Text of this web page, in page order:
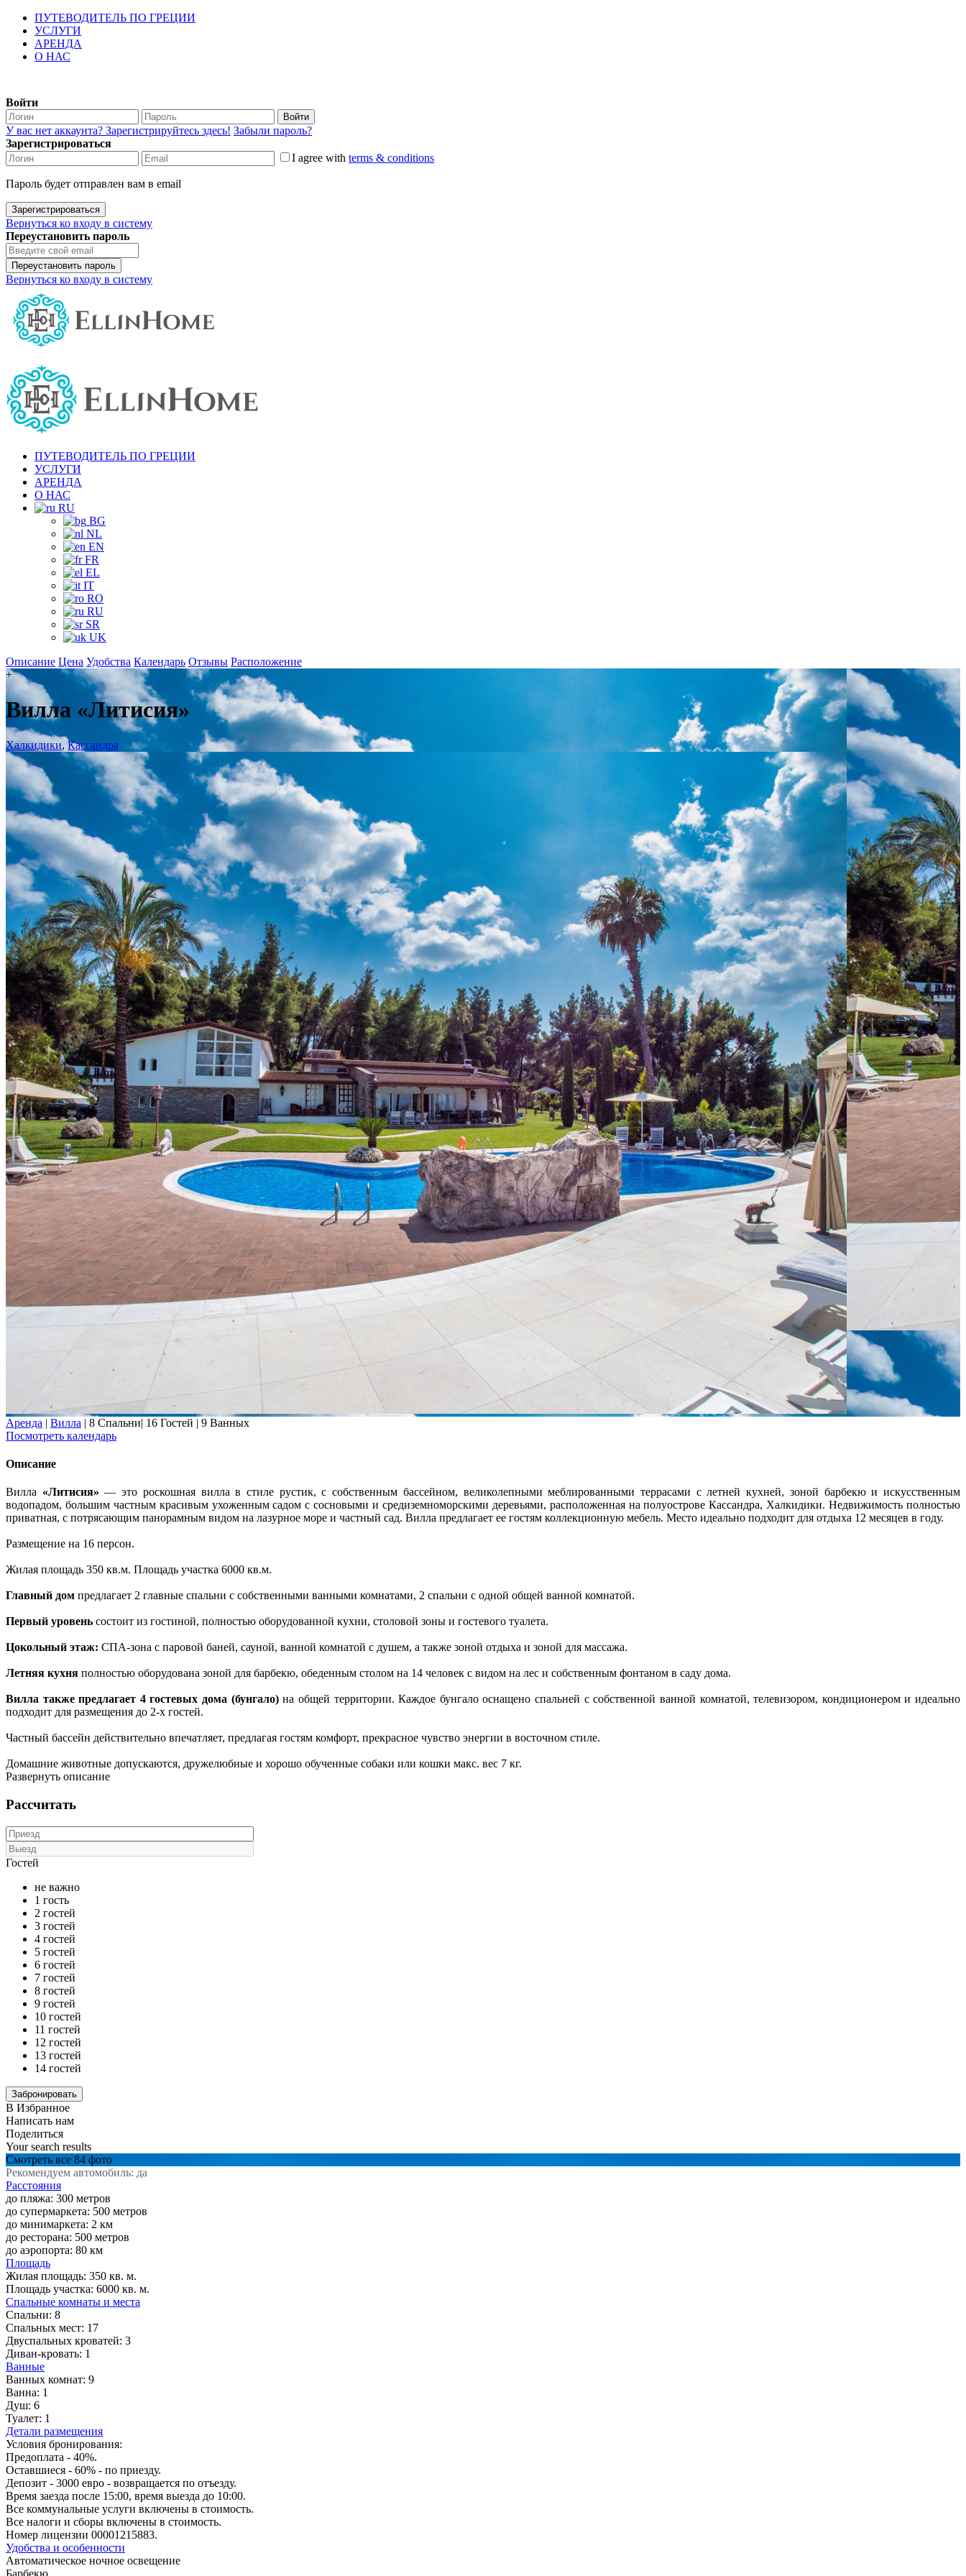
ПУТЕВОДИТЕЛЬ ПО ГРЕЦИИ
УСЛУГИ
АРЕНДА
О НАС
Войти
Войти
У вас нет аккаунта? Зарегистрируйтесь здесь! Забыли пароль?
Зарегистрироваться
I agree with terms & conditions
Пароль будет отправлен вам в email
Зарегистрироваться
Вернуться ко входу в систему
Переустановить пароль
Переустановить пароль
Вернуться ко входу в систему
ПУТЕВОДИТЕЛЬ ПО ГРЕЦИИ
УСЛУГИ
АРЕНДА
О НАС
RU
BG
NL
EN
FR
EL
IT
RO
RU
SR
UK
Описание Цена Удобства Календарь Отзывы Расположение
+
Вилла «Литисия»
Халкидики,Кассандра
Аренда | Вилла | 8 Спальни| 16 Гостей | 9 Ванных
Посмотреть календарь
Описание
Вилла «Литисия»— это роскошная вилла в стиле рустик, с собственным бассейном, великолепными меблированными террасами с летней кухней, зоной барбекю и искусственным
водопадом, большим частным красивым ухоженным садом с сосновыми и средиземноморскими деревьями, расположенная на полуострове Кассандра, Халкидики. Недвижимость полностью
приватная, с потрясающим панорамным видом на лазурное море и частный сад. Вилла предлагает ее гостям коллекционную мебель. Место идеально подходит для отдыха 12 месяцев в году.
Размещение на 16 персон.
Жилая площадь 350 кв.м. Площадь участка 6000 кв.м.
Главный дом предлагает 2 главные спальни с собственными ванными комнатами, 2 спальни с одной общей ванной комнатой.
Первый уровень состоит из гостиной, полностью оборудованной кухни, столовой зоны и гостевого туалета.
Цокольный этаж: СПА-зона с паровой баней, сауной, ванной комнатой с душем, а также зоной отдыха и зоной для массажа.
Летняя кухня полностью оборудована зоной для барбекю, обеденным столом на 14 человек с видом на лес и собственным фонтаном в саду дома.
Вилла также предлагает 4 гостевых дома (бунгало)на общей территории. Каждое бунгало оснащено спальней с собственной ванной комнатой, телевизором, кондиционером и идеально
подходит для размещения до 2-х гостей.
Частный бассейн действительно впечатляет, предлагая гостям комфорт, прекрасное чувство энергии в восточном стиле.
Домашние животные допускаются, дружелюбные и хорошо обученные собаки или кошки макс. вес 7 кг.
Развернуть описание
Рассчитать
Гостей
не важно
1 гость
2 гостей
3 гостей
4 гостей
5 гостей
6 гостей
7 гостей
8 гостей
9 гостей
10 гостей
11 гостей
12 гостей
13 гостей
14 гостей
В Избранное
Написать нам
Поделиться
Your search results
Смотреть все 84 фото
Рекомендуем автомобиль: да
Расстояния
до пляжа: 300 метров
до супермаркета: 500 метров
до минимаркета: 2 км
до ресторана: 500 метров
до аэропорта: 80 км
Площадь
Жилая площадь: 350 кв. м.
Площадь участка: 6000 кв. м.
Спальные комнаты и места
Спальни: 8
Спальных мест: 17
Двуспальных кроватей: 3
Диван-кровать: 1
Ванные
Ванных комнат: 9
Ванна: 1
Душ: 6
Туалет: 1
Детали размещения
Условия бронирования:
Предоплата - 40%.
Оставшиеся - 60% - по приезду.
Депозит - 3000 евро - возвращается по отъезду.
Время заезда после 15:00, время выезда до 10:00.
Все коммунальные услуги включены в стоимость.
Все налоги и сборы включены в стоимость.
Номер лицензии 00001215883.
Удобства и особенности
Автоматическое ночное освещение
Барбекю